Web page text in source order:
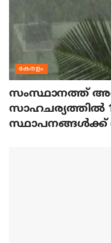
കേരളം
സംസ്ഥാനത്ത്
സാഹചര്യത്തിൽ